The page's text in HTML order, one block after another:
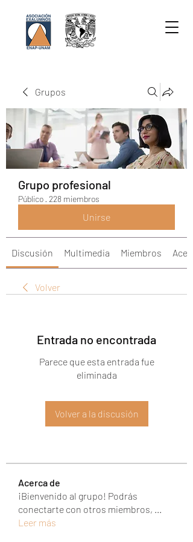
Grupos
Grupo profesional
Público · 228 miembros
Unirse
Discusión Multimedia Miembros
Volver
Entrada no encontrada
Parece que esta entrada fue
eliminada
Volver a la discusión
Acerca de
¡Bienvenido al grupo! Podrás
conectarte con otros miembros, ...
Leer más